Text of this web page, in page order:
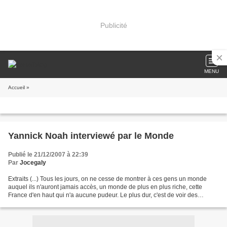
Publicité
MENU
Accueil »
Yannick Noah interviewé par le Monde
Publié le 21/12/2007 à 22:39
Par Jocegaly
Extraits (...) Tous les jours, on ne cesse de montrer à ces gens un monde
auquel ils n'auront jamais accès, un monde de plus en plus riche, cette
France d'en haut qui n'a aucune pudeur. Le plus dur, c'est de voir des